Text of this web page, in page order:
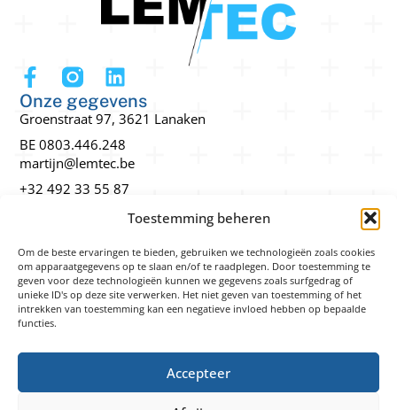
Toestemming beheren
Om de beste ervaringen te bieden, gebruiken we technologieën zoals cookies
om apparaatgegevens op te slaan en/of te raadplegen. Door toestemming te
geven voor deze technologieën kunnen we gegevens zoals surfgedrag of
unieke ID's op deze site verwerken. Het niet geven van toestemming of het
intrekken van toestemming kan een negatieve invloed hebben op bepaalde
functies.
Accepteer
Lasersnijden en graveren
Technisch tekenwerk
Realisaties
Onze gegevens
Groenstraat 97, 3621 Lanaken
BE 0803.446.248
martijn@lemtec.be
+32 492 33 55 87
Wettelijk